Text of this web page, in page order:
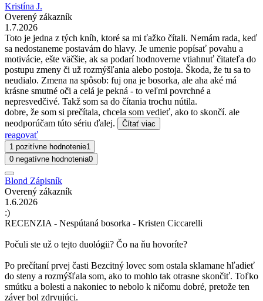
Kristína J.
Overený zákazník
1.7.2026
Toto je jedna z tých kníh, ktoré sa mi ťažko čítali. Nemám rada, keď
sa nedostaneme postavám do hlavy. Je umenie popísať povahu a
motivácie, ešte väčšie, ak sa podarí hodnoverne vtiahnuť čitateľa do
postupu zmeny či už rozmýšľania alebo postoja. Škoda, že tu sa to
neudialo. Zmena na spôsob: fuj ona je bosorka, ale aha aké má
krásne smutné oči a celá je pekná - to veľmi povrchné a
nepresvedčivé. Takž som sa do čítania trochu nútila.
dobre, že som si prečítala, chcela som vedieť, ako to skončí. ale
neodporúčam túto sériu ďalej.
Čítať viac
reagovať
1 pozitívne hodnotenie1
0 negatívne hodnotenia0
Blond Zápisník
Overený zákazník
1.6.2026
:)
RECENZIA - Nespútaná bosorka - Kristen Ciccarelli
Počuli ste už o tejto duológii? Čo na ňu hovoríte?
Po prečítaní prvej časti Bezcitný lovec som ostala sklamane hľadieť
do steny a rozmýšľala som, ako to mohlo tak otrasne skončiť. Toľko
smútku a bolesti a nakoniec to nebolo k ničomu dobré, pretože ten
záver bol zdrvujúci.